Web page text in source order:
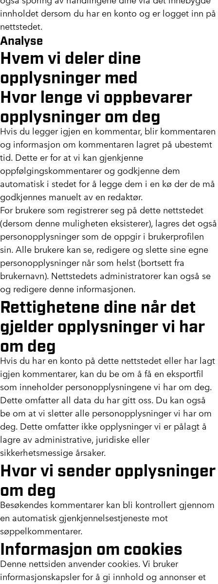
innholdet dersom du har en konto og er logget inn på
nettstedet.
Analyse
Hvem vi deler dine
opplysninger med
Hvor lenge vi oppbevarer
opplysninger om deg
Hvis du legger igjen en kommentar, blir kommentaren
og informasjon om kommentaren lagret på ubestemt
tid. Dette er for at vi kan gjenkjenne
oppfølgingskommentarer og godkjenne dem
automatisk i stedet for å legge dem i en kø der de må
godkjennes manuelt av en redaktør.
For brukere som registrerer seg på dette nettstedet
(dersom denne muligheten eksisterer), lagres det også
personopplysninger som de oppgir i brukerprofilen
sin. Alle brukere kan se, redigere og slette sine egne
personopplysninger når som helst (bortsett fra
brukernavn). Nettstedets administratorer kan også se
og redigere denne informasjonen.
Rettighetene dine når det
gjelder opplysninger vi har
om deg
Hvis du har en konto på dette nettstedet eller har lagt
igjen kommentarer, kan du be om å få en eksportfil
som inneholder personopplysningene vi har om deg.
Dette omfatter all data du har gitt oss. Du kan også
be om at vi sletter alle personopplysninger vi har om
deg. Dette omfatter ikke opplysninger vi er pålagt å
lagre av administrative, juridiske eller
sikkerhetsmessige årsaker.
Hvor vi sender opplysninger
om deg
Besøkendes kommentarer kan bli kontrollert gjennom
en automatisk gjenkjennelsestjeneste mot
søppelkommentarer.
Informasjon om cookies
Denne nettsiden anvender cookies. Vi bruker
informasjonskapsler for å gi innhold og annonser et